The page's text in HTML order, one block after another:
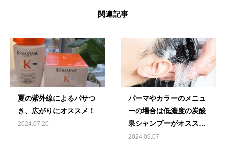
関連記事
夏の紫外線によるパサつ
き、広がりにオススメ！
2024.07.20
パーマやカラーのメニュ
ーの場合は低濃度の炭酸
泉シャンプーがオスス
メ！
2024.09.07